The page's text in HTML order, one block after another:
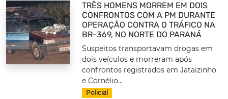
TRÊS HOMENS MORREM EM DOIS
CONFRONTOS COM A PM DURANTE
OPERAÇÃO CONTRA O TRÁFICO NA
BR-369, NO NORTE DO PARANÁ
Suspeitos transportavam drogas em
dois veículos e morreram após
confrontos registrados em Jataizinho
e Cornélio...
Policial